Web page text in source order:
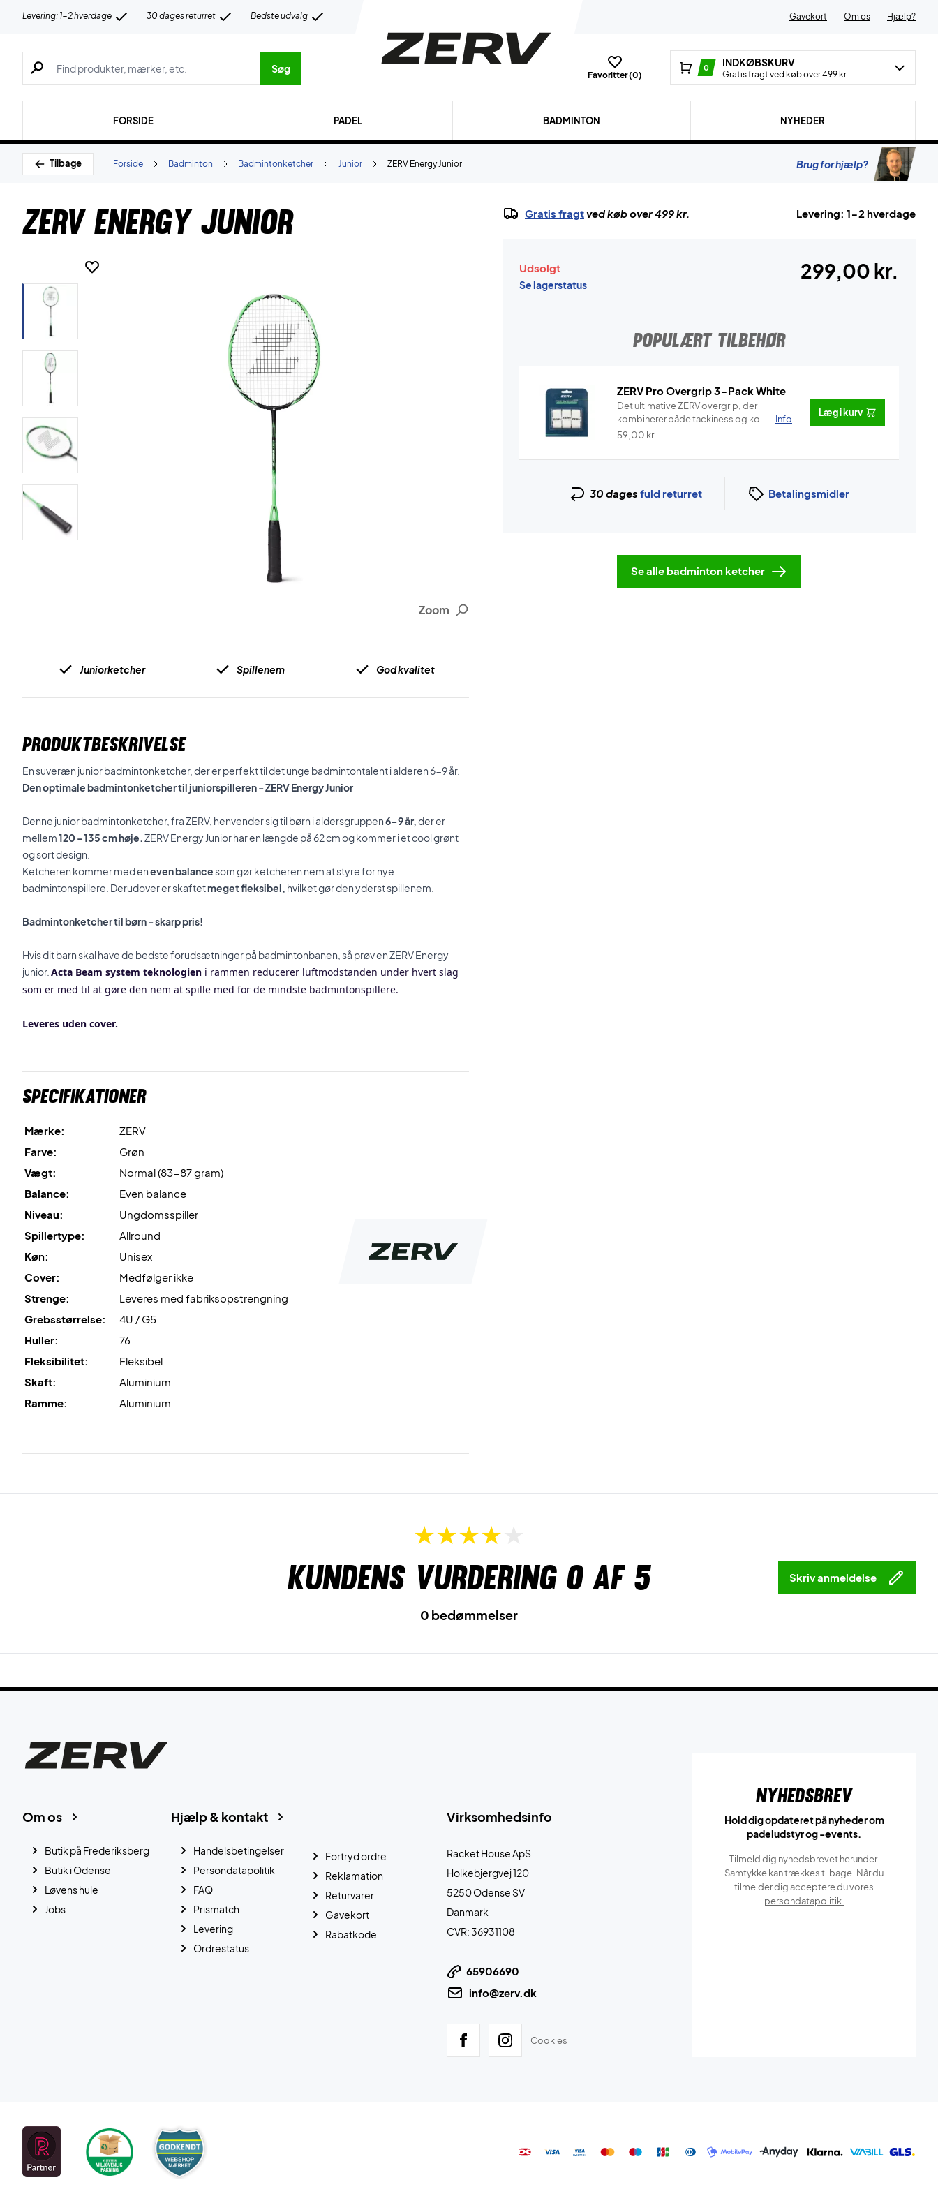
Levering: 1-2 hverdage 30 dages returret Bedste udvalg Gavekort Om os Hjælp?
Søg efter produkter, mærker etc.
Søg
Favoritter (0)
0 INDKØBSKURV
Gratis fragt ved køb over 499 kr.
FORSIDE PADEL BADMINTON NYHEDER
Tilbage ZERV Energy Junior
Junior
Badmintonketcher
Badminton
Forside Brug for hjælp?
ZERV Energy Junior
Zoom
Juniorketcher Spillenem God kvalitet
PRODUKTBESKRIVELSE
En suveræn junior badmintonketcher, der er perfekt til det unge badmintontalent i alderen 6-9 år.
Den optimale badmintonketcher til juniorspilleren - ZERV Energy Junior
Denne junior badmintonketcher, fra ZERV, henvender sig til børn i aldersgruppen6-9 år,der er
mellem120 - 135 cm høje.ZERV Energy Junior har en længde på 62 cm og kommer i et cool grønt
og sort design.
Ketcheren kommer med eneven balance som gør ketcheren nem at styre for nye
badmintonspillere. Derudover er skaftetmeget fleksibel, hvilket gør den yderst spillenem.
Badmintonketcher til børn - skarp pris!
Hvis dit barn skal have de bedste forudsætninger på badmintonbanen, så prøv en ZERV Energy
junior. Acta Beam system teknologien i rammen reducerer luftmodstanden under hvert slag
som er med til at gøre den nem at spille med for de mindste badmintonspillere.
Leveres uden cover.
Specifikationer
Mærke:
ZERV
Farve:
Grøn
Vægt:
Normal (83-87 gram)
Balance:
Even balance
Niveau:
Ungdomsspiller
Spillertype:
Allround
Køn:
Unisex
Cover:
Medfølger ikke
Strenge:
Leveres med fabriksopstrengning
Grebsstørrelse:
4U / G5
Huller:
76
Fleksibilitet:
Fleksibel
Skaft:
Aluminium
Ramme:
Aluminium
Gratis fragtved køb over 499 kr. Levering: 1-2 hverdage
Udsolgt
Se lagerstatus
299,00 kr.
POPULÆRT TILBEHØR
ZERV Pro Overgrip 3-Pack White
Det ultimative ZERV overgrip, der
kombinerer både tackiness og ko...
Info
59,00 kr.
Læg i kurv
30 dages fuld returret Betalingsmidler
Se alle badminton ketcher
Kundens vurdering 0af 5 Skriv anmeldelse
0 bedømmelser
Virksomhedsinfo
Racket House ApS
Holkebjergvej 120
5250 Odense SV
Danmark
CVR: 36931108
65906690
info@zerv.dk
Cookies
Hjælp & kontakt
Handelsbetingelser
Persondatapolitik
FAQ
Prismatch
Levering
Ordrestatus
Fortryd ordre
Reklamation
Returvarer
Gavekort
Rabatkode
Om os
Butik på Frederiksberg
Butik i Odense
Løvens hule
Jobs
Nyhedsbrev
Hold dig opdateret på nyheder om
padeludstyr og -events.
Tilmeld dig nyhedsbrevet herunder.
Samtykke kan trækkes tilbage. Når du
tilmelder dig acceptere du vores
persondatapolitik.